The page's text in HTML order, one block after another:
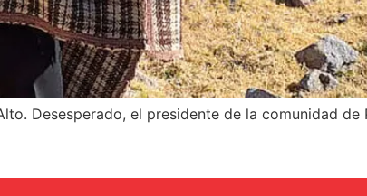
Desesperado, el presidente de la comunidad